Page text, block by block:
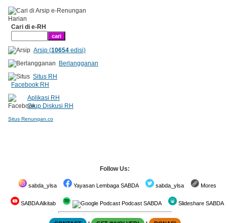
Cari di e-RH
Arsip (10654edisi)
Berlangganan
Situs RH
Facebook RH
Aplikasi RH
Grup Diskusi RH
Situs Renungan.co
Follow Us:
sabda_ylsa Yayasan Lembaga SABDA sabda_ylsa Mores
SABDA Alkitab Podcast SABDA Slideshare SABDA